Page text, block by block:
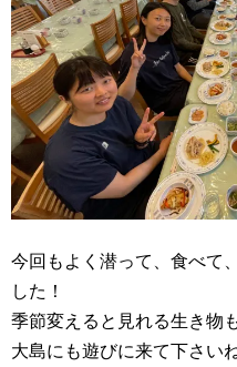
今回もよく潜って、食べて
した！
季節変えると見れる生き物
大島にも遊びに来て下さい